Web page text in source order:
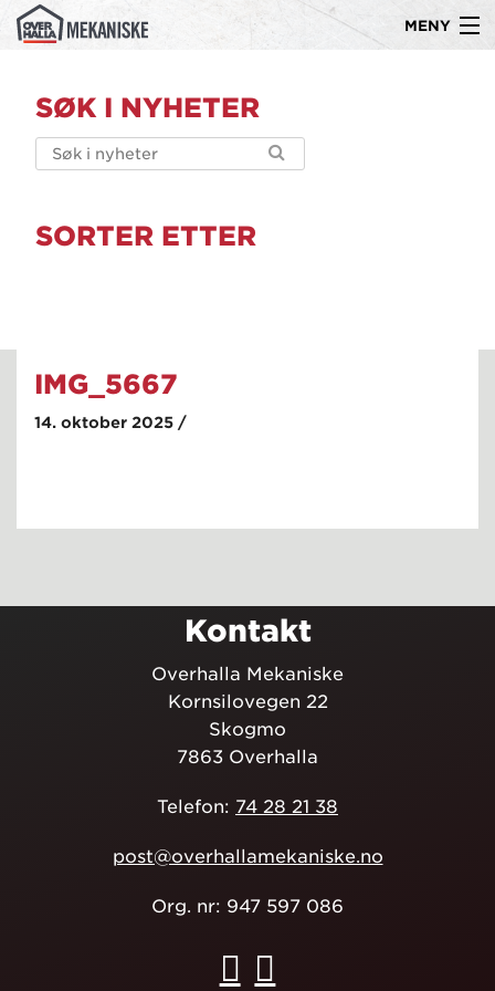
MENY
Produkter
Kompetanse
innholdet
SØK I NYHETER
SORTER ETTER
IMG_5667
14. oktober 2025 /
Kontakt
Overhalla Mekaniske
Kornsilovegen 22
Skogmo
7863 Overhalla
Telefon: 74 28 21 38
post@overhallamekaniske.no
Org. nr: 947 597 086